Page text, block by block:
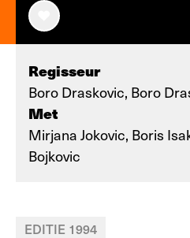
Regisseur
Boro Draskovic, Boro
Met
Mirjana Jokovic, Boris
Bojkovic
EDITIE 1994